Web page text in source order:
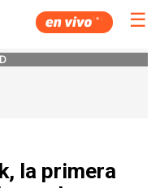
☰
la primera